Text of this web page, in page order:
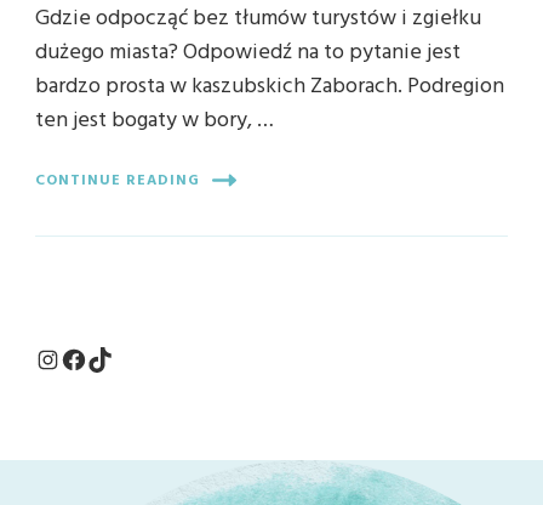
Gdzie odpocząć bez tłumów turystów i zgiełku
dużego miasta? Odpowiedź na to pytanie jest
bardzo prosta w kaszubskich Zaborach. Podregion
ten jest bogaty w bory, …
CONTINUE READING
Instagram Facebook TikTok